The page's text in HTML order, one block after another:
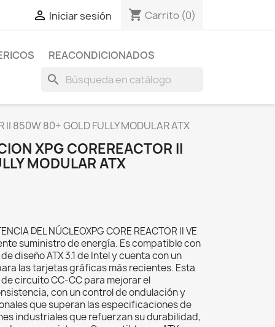
 Iniciar sesión shopping_cart Carrito (0)
REACONDICIONADOS
search
II 850W 80+ GOLD FULLY MODULAR ATX
XPG COREREACTOR II
MODULAR ATX
DEL NÚCLEOXPG CORE REACTOR II VE
suministro de energía. Es compatible con
diseño ATX 3.1 de Intel y cuenta con un
las tarjetas gráficas más recientes. Esta
circuito CC-CC para mejorar el
con un control de ondulación y
que superan las especificaciones de
industriales que refuerzan su durabilidad,